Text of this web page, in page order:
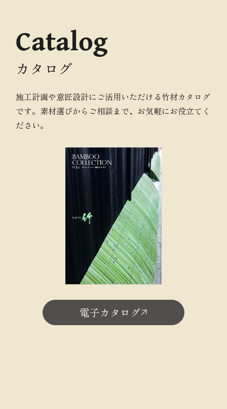
Catalog
カタログ
施工計画や意匠設計にご活用いただける竹材カタログ
です。素材選びからご相談まで、お気軽にお役立てく
ださい。
電子カタログ